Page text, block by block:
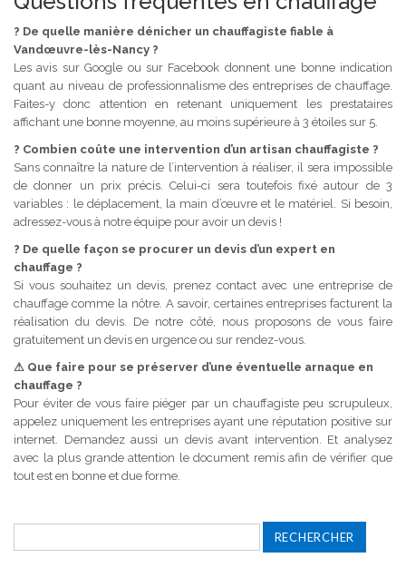
? De quelle manière dénicher un chauffagiste fiable à
Vandœuvre-lès-Nancy ?
Les avis sur Google ou sur Facebook donnent une bonne indication
quant au niveau de professionnalisme des entreprises de chauffage.
Faites-y donc attention en retenant uniquement les prestataires
affichant une bonne moyenne, au moins supérieure à 3 étoiles sur 5.
? Combien coûte une intervention d’un artisan chauffagiste ?
Sans connaître la nature de l’intervention à réaliser, il sera impossible
de donner un prix précis. Celui-ci sera toutefois fixé autour de 3
variables : le déplacement, la main d’œuvre et le matériel. Si besoin,
adressez-vous à notre équipe pour avoir un devis !
? De quelle façon se procurer un devis d’un expert en
chauffage ?
Si vous souhaitez un devis, prenez contact avec une entreprise de
chauffage comme la nôtre. A savoir, certaines entreprises facturent la
réalisation du devis. De notre côté, nous proposons de vous faire
gratuitement un devis en urgence ou sur rendez-vous.
⚠ Que faire pour se préserver d’une éventuelle arnaque en
chauffage ?
Pour éviter de vous faire piéger par un chauffagiste peu scrupuleux,
appelez uniquement les entreprises ayant une réputation positive sur
internet. Demandez aussi un devis avant intervention. Et analysez
avec la plus grande attention le document remis afin de vérifier que
tout est en bonne et due forme.